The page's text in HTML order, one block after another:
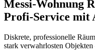
Messi-Wohnung
Profi-Service mit
Diskrete, professionelle
stark verwahrlosten